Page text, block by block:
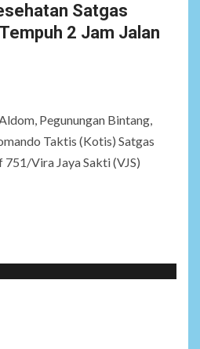
Satgas
2 Jam Jalan
Pegunungan Bintang,
Taktis (Kotis) Satgas
751/Vira Jaya Sakti (VJS)